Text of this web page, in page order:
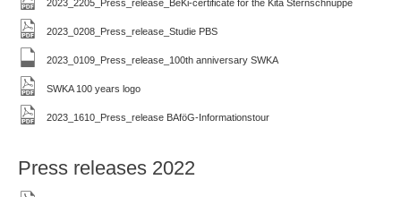
2023_2205_Press_release_BeKi-certificate for the Kita Sternschnuppe
2023_0208_Press_release_Studie PBS
2023_0109_Press_release_100th anniversary SWKA
SWKA 100 years logo
2023_1610_Press_release BAföG-Informationstour
Press releases 2022